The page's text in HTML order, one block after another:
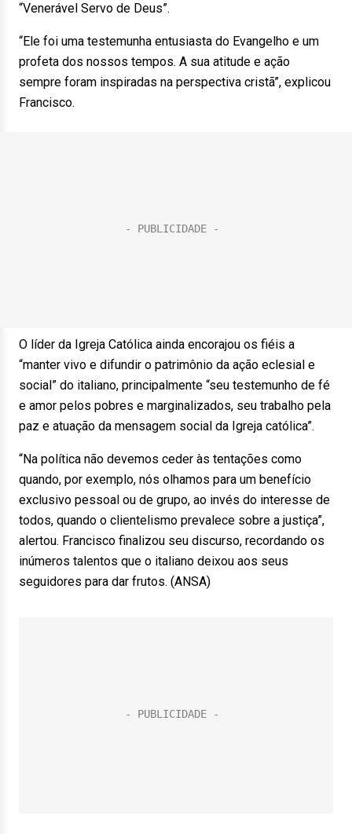
“Venerável Servo de Deus”.
“Ele foi uma testemunha entusiasta do Evangelho e um
profeta dos nossos tempos. A sua atitude e ação
sempre foram inspiradas na perspectiva cristã”, explicou
Francisco.
O líder da Igreja Católica ainda encorajou os fiéis a
“manter vivo e difundir o patrimônio da ação eclesial e
social” do italiano, principalmente “seu testemunho de fé
e amor pelos pobres e marginalizados, seu trabalho pela
paz e atuação da mensagem social da Igreja católica”.
“Na política não devemos ceder às tentações como
quando, por exemplo, nós olhamos para um benefício
exclusivo pessoal ou de grupo, ao invés do interesse de
todos, quando o clientelismo prevalece sobre a justiça”,
alertou. Francisco finalizou seu discurso, recordando os
inúmeros talentos que o italiano deixou aos seus
seguidores para dar frutos. (ANSA)